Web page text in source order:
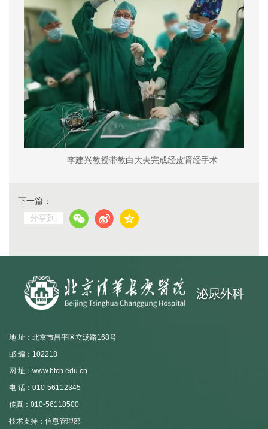
李建兴教授带教白大夫完成经皮肾经手术
下一篇：
分享到:
泌尿外科
地 址：北京市昌平区立汤路168号
邮 编：102218
网 址：www.btch.edu.cn
电 话：010-56112345
传真：010-56118500
技术支持：信息管理部